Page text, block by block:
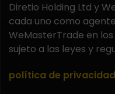
Diretio Holding Ltd y
cada uno como
WeMasterTrade en
sujeto a las leyes y
política de privacidad